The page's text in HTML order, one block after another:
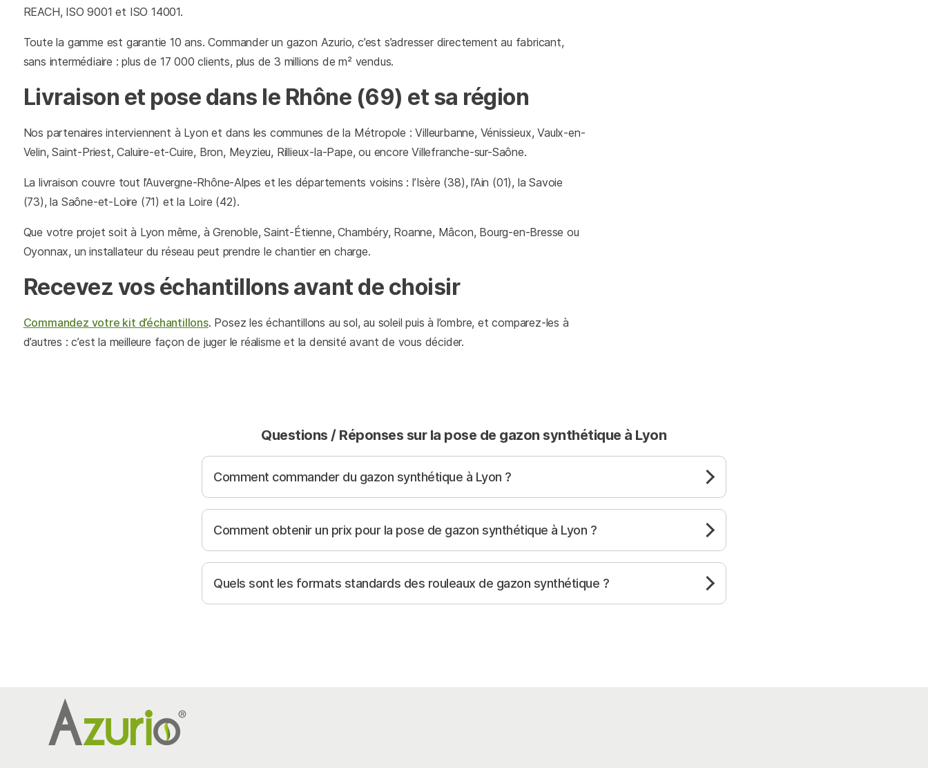
REACH, ISO 9001 et ISO 14001.
Toute la gamme est garantie 10 ans. Commander un gazon Azurio, c’est s’adresser directement au fabricant,
sans intermédiaire : plus de 17 000 clients, plus de 3 millions de m² vendus.
Livraison et pose dans le Rhône (69) et sa région
Nos partenaires interviennent à Lyon et dans les communes de la Métropole : Villeurbanne, Vénissieux, Vaulx-en-
Velin, Saint-Priest, Caluire-et-Cuire, Bron, Meyzieu, Rillieux-la-Pape, ou encore Villefranche-sur-Saône.
La livraison couvre tout l’Auvergne-Rhône-Alpes et les départements voisins : l’Isère (38), l’Ain (01), la Savoie
(73), la Saône-et-Loire (71) et la Loire (42).
Que votre projet soit à Lyon même, à Grenoble, Saint-Étienne, Chambéry, Roanne, Mâcon, Bourg-en-Bresse ou
Oyonnax, un installateur du réseau peut prendre le chantier en charge.
Recevez vos échantillons avant de choisir
Commandez votre kit d’échantillons. Posez les échantillons au sol, au soleil puis à l’ombre, et comparez-les à
d’autres : c’est la meilleure façon de juger le réalisme et la densité avant de vous décider.
Questions / Réponses sur la pose de gazon synthétique à Lyon
Comment commander du gazon synthétique à Lyon ?
Comment obtenir un prix pour la pose de gazon synthétique à Lyon ?
Quels sont les formats standards des rouleaux de gazon synthétique ?